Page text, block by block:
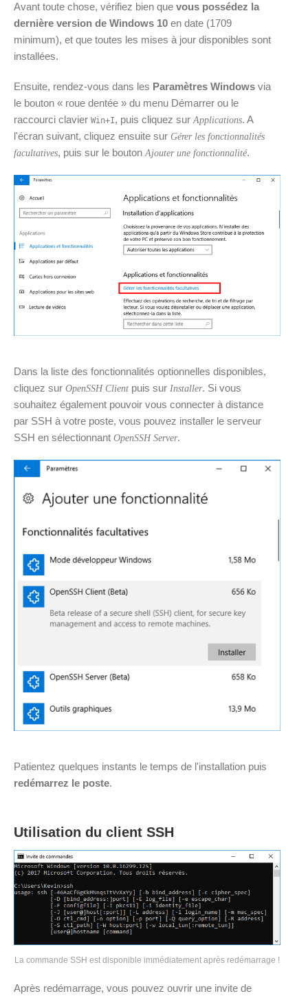
Avant toute chose, vérifiez bien que vous possédez la
dernière version de Windows 10 en date (1709
minimum), et que toutes les mises à jour disponibles sont
installées.
Ensuite, rendez-vous dans les Paramètres Windows via
le bouton « roue dentée » du menu Démarrer ou le
raccourci clavier Win+I, puis cliquez sur Applications. A
l'écran suivant, cliquez ensuite sur Gérer les fonctionnalités
facultatives, puis sur le bouton Ajouter une fonctionnalité.
Dans la liste des fonctionnalités optionnelles disponibles,
cliquez sur OpenSSH Client puis sur Installer. Si vous
souhaitez également pouvoir vous connecter à distance
par SSH à votre poste, vous pouvez installer le serveur
SSH en sélectionnant OpenSSH Server.
Patientez quelques instants le temps de l'installation puis
redémarrez le poste.
Utilisation du client SSH
La commande SSH est disponible immédiatement après redémarrage !
Après redémarrage, vous pouvez ouvrir une invite de